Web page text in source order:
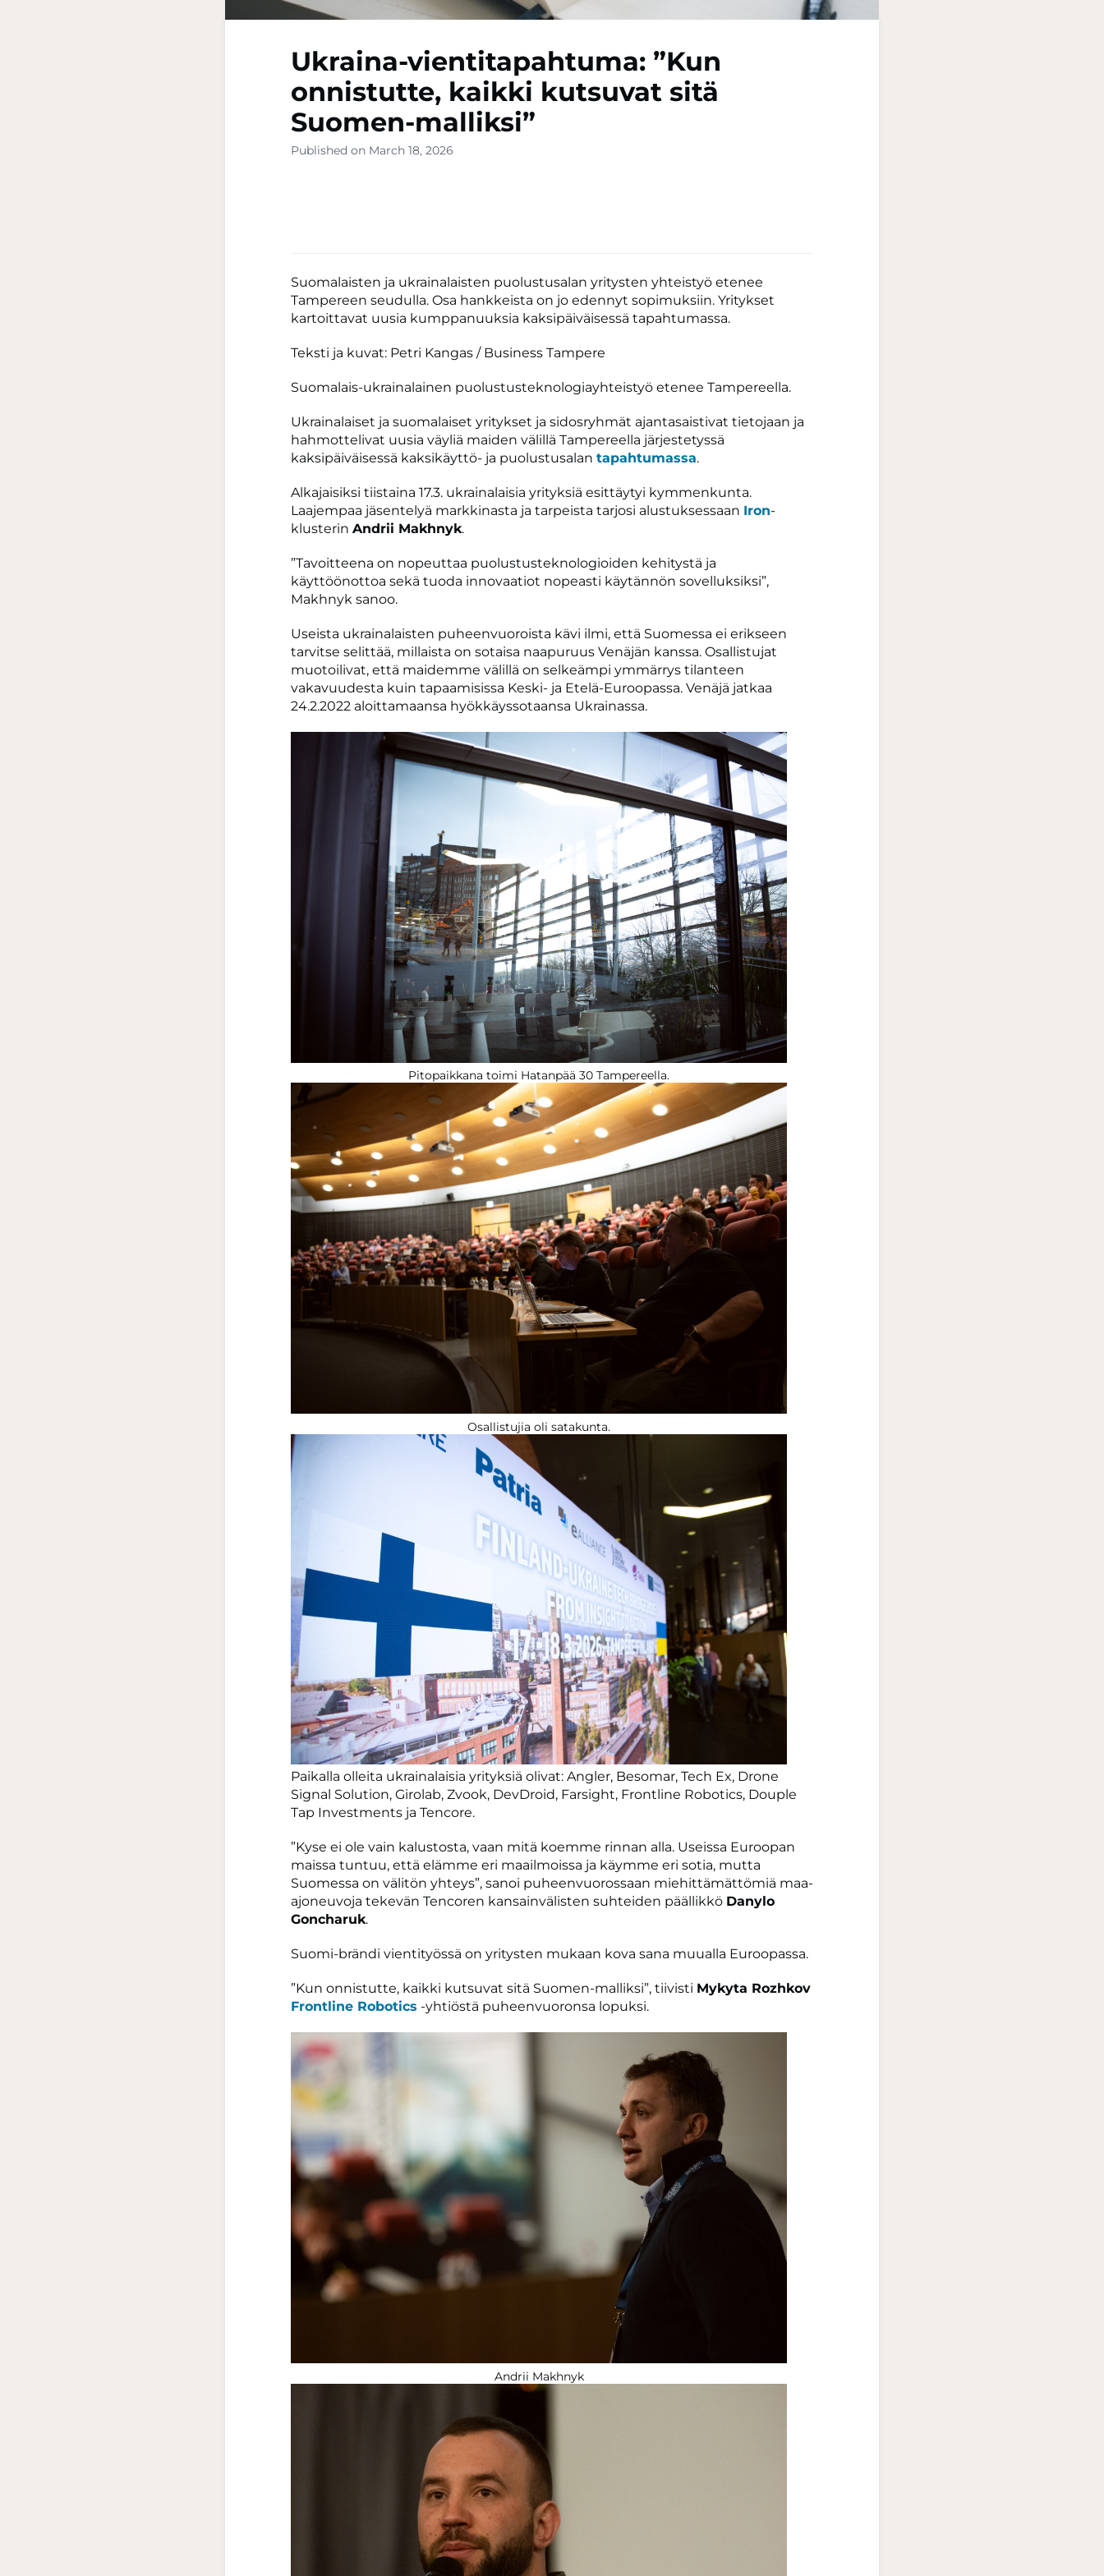
Ukraina-vientitapahtuma: ”Kun
onnistutte, kaikki kutsuvat sitä
Suomen-malliksi”
Published on March 18, 2026
Suomalaisten ja ukrainalaisten puolustusalan yritysten yhteistyö etenee
Tampereen seudulla. Osa hankkeista on jo edennyt sopimuksiin. Yritykset
kartoittavat uusia kumppanuuksia kaksipäiväisessä tapahtumassa.
Teksti ja kuvat: Petri Kangas / Business Tampere
Suomalais-ukrainalainen puolustusteknologiayhteistyö etenee Tampereella.
Ukrainalaiset ja suomalaiset yritykset ja sidosryhmät ajantasaistivat tietojaan ja
hahmottelivat uusia väyliä maiden välillä Tampereella järjestetyssä
kaksipäiväisessä kaksikäyttö- ja puolustusalan tapahtumassa.
Alkajaisiksi tiistaina 17.3. ukrainalaisia yrityksiä esittäytyi kymmenkunta.
Laajempaa jäsentelyä markkinasta ja tarpeista tarjosi alustuksessaan Iron-
klusterin Andrii Makhnyk.
”Tavoitteena on nopeuttaa puolustusteknologioiden kehitystä ja
käyttöönottoa sekä tuoda innovaatiot nopeasti käytännön sovelluksiksi”,
Makhnyk sanoo.
Useista ukrainalaisten puheenvuoroista kävi ilmi, että Suomessa ei erikseen
tarvitse selittää, millaista on sotaisa naapuruus Venäjän kanssa. Osallistujat
muotoilivat, että maidemme välillä on selkeämpi ymmärrys tilanteen
vakavuudesta kuin tapaamisissa Keski- ja Etelä-Euroopassa. Venäjä jatkaa
24.2.2022 aloittamaansa hyökkäyssotaansa Ukrainassa.
Pitopaikkana toimi Hatanpää 30 Tampereella.
Osallistujia oli satakunta.
Paikalla olleita ukrainalaisia yrityksiä olivat: Angler, Besomar, Tech Ex, Drone
Signal Solution, Girolab, Zvook, DevDroid, Farsight, Frontline Robotics, Douple
Tap Investments ja Tencore.
”Kyse ei ole vain kalustosta, vaan mitä koemme rinnan alla. Useissa Euroopan
maissa tuntuu, että elämme eri maailmoissa ja käymme eri sotia, mutta
Suomessa on välitön yhteys”, sanoi puheenvuorossaan miehittämättömiä maa-
ajoneuvoja tekevän Tencoren kansainvälisten suhteiden päällikkö Danylo
Goncharuk.
Suomi-brändi vientityössä on yritysten mukaan kova sana muualla Euroopassa.
”Kun onnistutte, kaikki kutsuvat sitä Suomen-malliksi”, tiivisti Mykyta Rozhkov
Frontline Robotics -yhtiöstä puheenvuoronsa lopuksi.
Andrii Makhnyk